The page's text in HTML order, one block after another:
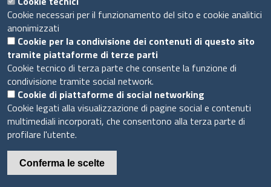
Sito web
Accesso riservato
Mappa del sito
Piè
di
pagina
Privacy e GDPR
Cookie
© 2020 Camera di Commercio di Messina
Cookie necessari per il funzionamento del sito e cookie analitici
anonimizzati
Cookie per la condivisione dei contenuti di questo sito
tramite piattaforme di terze parti
Cookie tecnico di terza parte che consente la funzione di
condivisione tramite social network.
Cookie di piattaforme di social networking
Cookie legati alla visualizzazione di pagine social e contenuti
multimediali incorporati, che consentono alla terza parte di
profilare l'utente.
Conferma le scelte